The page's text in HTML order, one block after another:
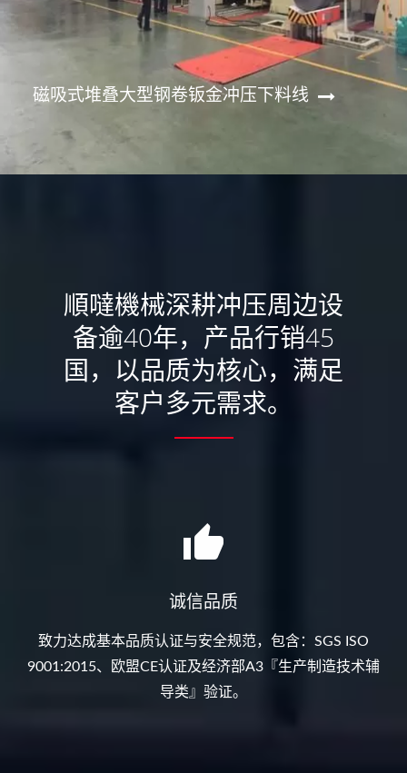
磁吸式堆叠大型钢卷钣金冲压下料线
順噠機械深耕冲压周边设
备逾40年，产品行销45
国，以品质为核心，满足
客户多元需求。
诚信品质
致力达成基本品质认证与安全规范，包含：SGS ISO
9001:2015、欧盟CE认证及经济部A3『生产制造技术辅
导类』验证。